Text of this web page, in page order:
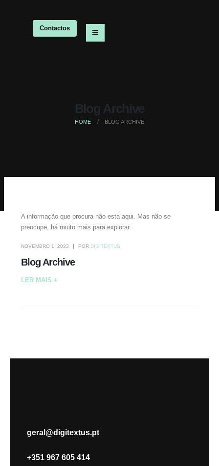
Contactos
Blog Archive
HOME BLOG ARCHIVE
A informação que procura não está aqui. Mas não se
preocupe, há muito mais para explorar.
NOVEMBRO 1, 2023 POR DIGITEXTUS
Blog Archive
LER MAIS +
geral@digitextus.pt
+351 967 605 414